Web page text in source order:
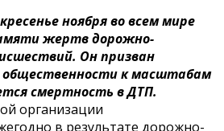
ноября во всем мире
жертв дорожно-
Он призван
общественности к масштабам
смертность в ДТП.
организации
в результате дорожно-